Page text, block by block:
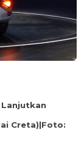
Creta)|Foto: